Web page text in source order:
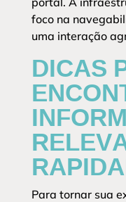
foco na
uma interação
DICAS
Para tornar sua